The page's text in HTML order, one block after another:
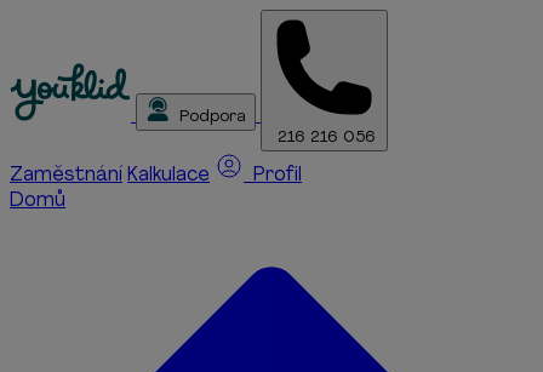
Podpora
216 216 056
Zaměstnání Kalkulace
Profil
Domů